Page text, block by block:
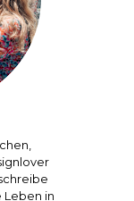
Leben in